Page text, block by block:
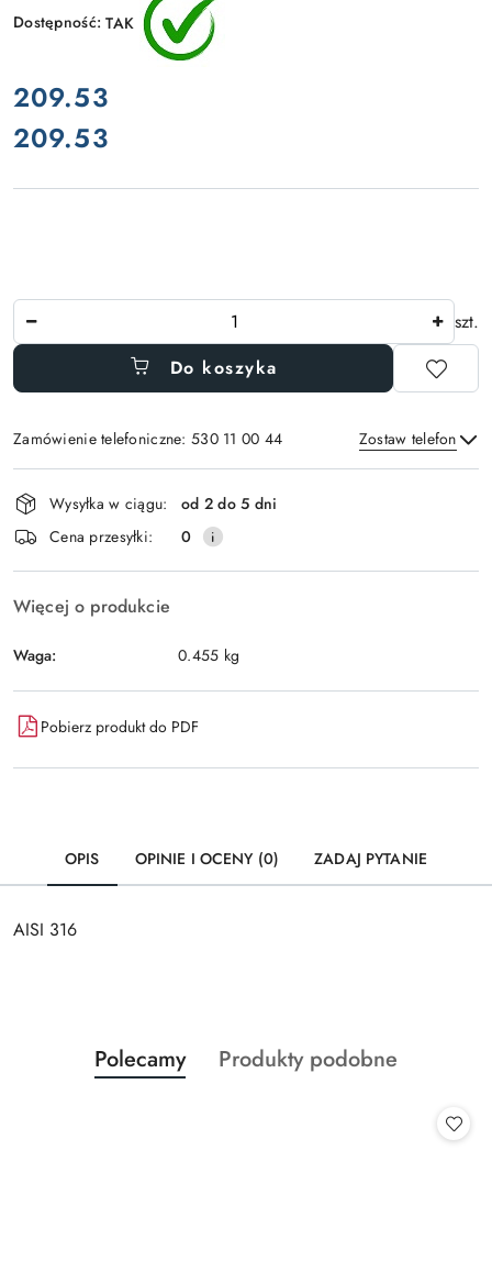
Dostępność:TAK
cena:
209.53
Cena:
209.53
szt.
Do koszyka
Zamówienie telefoniczne: 530 11 00 44 Zostaw telefon
Wyślij
Dostępność
i
dostawa
Wysyłka w ciągu:
od 2 do 5 dni
Cena przesyłki:
0
Więcej o produkcie
Waga: 0.455 kg
Pobierz produkt do PDF
OPIS OPINIE I OCENY (0) ZADAJ PYTANIE
AISI 316
Pomiń karuzelę produktów
Produkty
o
Polecamy
Produkty
Produkty podobne